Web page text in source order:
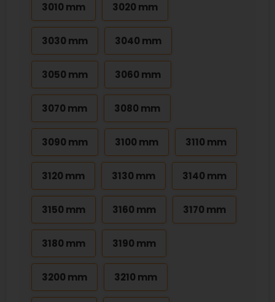
3010 mm 3020 mm
3030 mm 3040 mm
3050 mm 3060 mm
3070 mm 3080 mm
3090 mm 3100 mm 3110 mm
3120 mm 3130 mm 3140 mm
3150 mm 3160 mm 3170 mm
3180 mm 3190 mm
3200 mm 3210 mm